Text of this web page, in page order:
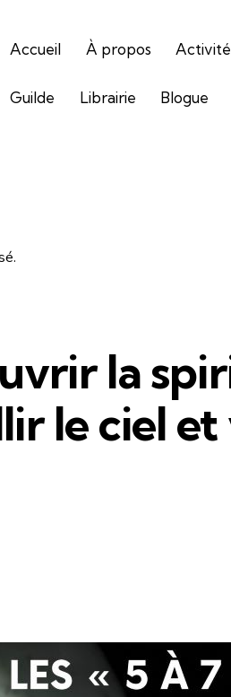
Accueil À propos
Guilde Librairie Blogue
la
le ciel